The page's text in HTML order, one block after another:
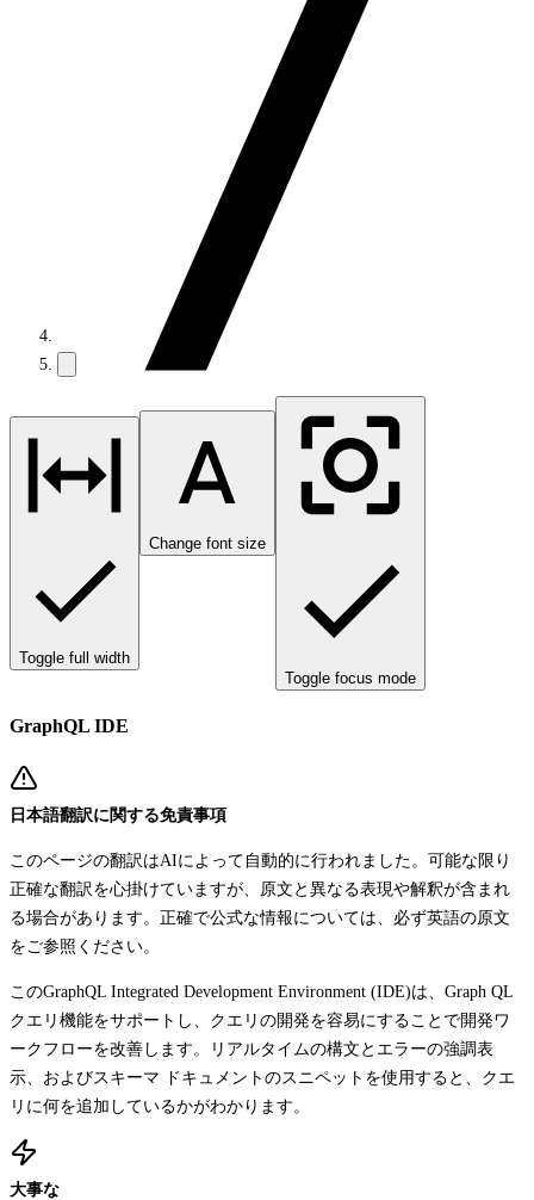
Toggle full width
Change font size
Toggle focus mode
GraphQL IDE
日本語翻訳に関する免責事項
このページの翻訳はAIによって自動的に行われました。可能な限り
正確な翻訳を心掛けていますが、原文と異なる表現や解釈が含まれ
る場合があります。正確で公式な情報については、必ず英語の原文
をご参照ください。
このGraphQL Integrated Development Environment (IDE)は、Graph QL
クエリ機能をサポートし、クエリの開発を容易にすることで開発ワ
ークフローを改善します。リアルタイムの構文とエラーの強調表
示、およびスキーマ ドキュメントのスニペットを使用すると、クエ
リに何を追加しているかがわかります。
大事な